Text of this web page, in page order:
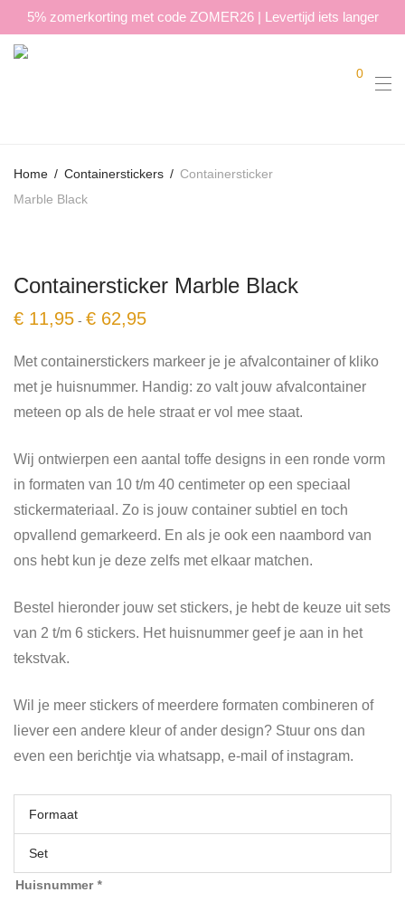
5% zomerkorting met code ZOMER26 | Levertijd iets langer
0
Home / Containerstickers / Containersticker
Marble Black
Containersticker Marble Black
€ 11,95 - € 62,95
€ 62,95
Met containerstickers markeer je je afvalcontainer of kliko
met je huisnummer. Handig: zo valt jouw afvalcontainer
meteen op als de hele straat er vol mee staat.
Wij ontwierpen een aantal toffe designs in een ronde vorm
in formaten van 10 t/m 40 centimeter op een speciaal
stickermateriaal. Zo is jouw container subtiel en toch
opvallend gemarkeerd. En als je ook een naambord van
ons hebt kun je deze zelfs met elkaar matchen.
Bestel hieronder jouw set stickers, je hebt de keuze uit sets
van 2 t/m 6 stickers. Het huisnummer geef je aan in het
tekstvak.
Wil je meer stickers of meerdere formaten combineren of
liever een andere kleur of ander design? Stuur ons dan
even een berichtje via whatsapp, e-mail of instagram.
Formaat
Set
Huisnummer *